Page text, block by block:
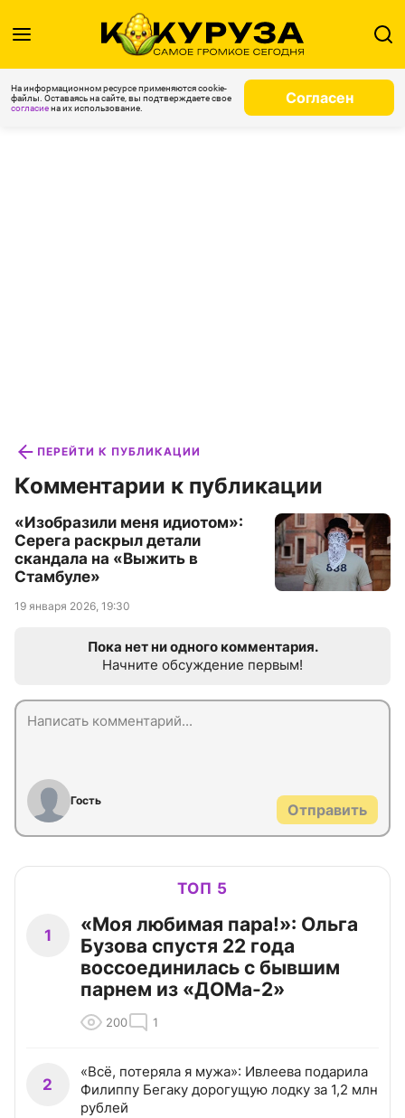
На информационном ресурсе применяются cookie-
файлы. Оставаясь на сайте, вы подтверждаете свое
согласиена их использование.
Согласен
ПЕРЕЙТИ К ПУБЛИКАЦИИ
Комментарии к публикации
«Изобразили меня идиотом»:
Серега раскрыл детали
скандала на «Выжить в
Стамбуле»
19 января 2026, 19:30
Пока нет ни одного комментария.
Начните обсуждение первым!
Гость
Отправить
ТОП 5
1
«Моя любимая пара!»: Ольга
Бузова спустя 22 года
воссоединилась с бывшим
парнем из «ДОМа-2»
200 1
2
«Всё, потеряла я мужа»: Ивлеева подарила
Филиппу Бегаку дорогущую лодку за 1,2 млн
рублей